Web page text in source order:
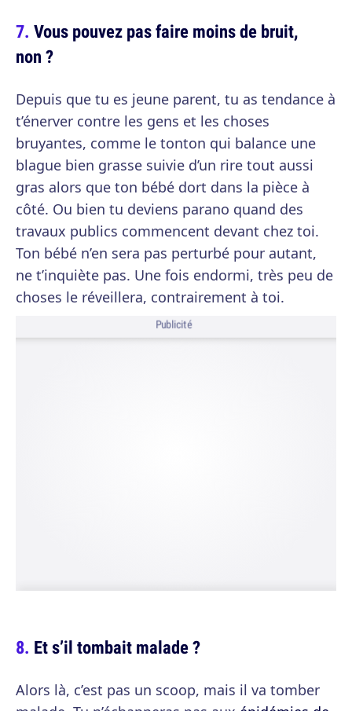
Vous pouvez pas faire moins de bruit,
non ?
Depuis que tu es jeune parent, tu as tendance à
t’énerver contre les gens et les choses
bruyantes, comme le tonton qui balance une
blague bien grasse suivie d’un rire tout aussi
gras alors que ton bébé dort dans la pièce à
côté. Ou bien tu deviens parano quand des
travaux publics commencent devant chez toi.
Ton bébé n’en sera pas perturbé pour autant,
ne t’inquiète pas. Une fois endormi, très peu de
choses le réveillera, contrairement à toi.
Publicité
Et s’il tombait malade ?
Alors là, c’est pas un scoop, mais il va tomber